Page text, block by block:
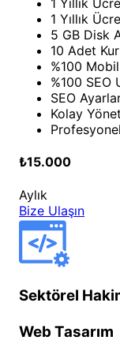
1 Yıllık
1 Yıllık
5 GB Disk
10 Adet
%100
%100 SEO
SEO
Kolay
₺15.000
Aylık
Bize Ulaşın
Sektörel
Web Tasarım